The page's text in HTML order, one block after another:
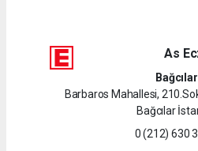
As
Bağcılar
Barbaros Mahallesi,
Bağcılar
0 (212) 630